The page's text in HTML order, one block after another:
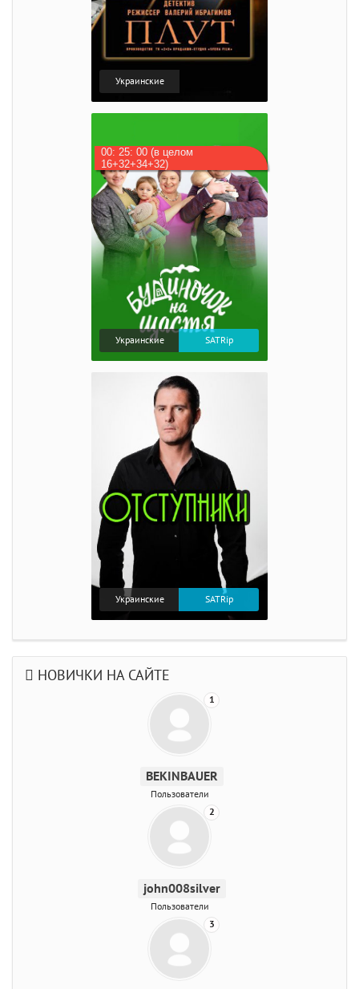
Украинские
00: 25: 00 (в целом
16+32+34+32)
Украинские SATRip
Украинские SATRip
НОВИЧКИ НА САЙТЕ
1
BEKINBAUER
Пользователи
2
john008silver
Пользователи
3